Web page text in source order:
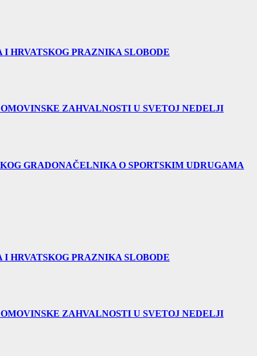
HRVATSKOG PRAZNIKA SLOBODE
ZAHVALNOSTI U SVETOJ NEDELJI
GRADONAČELNIKA O SPORTSKIM UDRUGAMA
HRVATSKOG PRAZNIKA SLOBODE
ZAHVALNOSTI U SVETOJ NEDELJI